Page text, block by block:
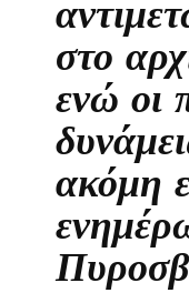
στο
ενώ οι
ακόμη